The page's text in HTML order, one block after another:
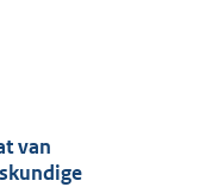
van